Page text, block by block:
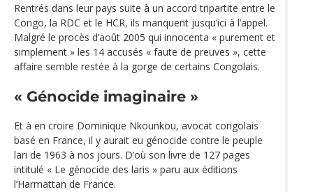
Rentrés dans leur pays suite à un accord tripartite entre le
Congo, la RDC et le HCR, ils manquent jusqu’ici à l’appel.
Malgré le procès d’août 2005 qui innocenta « purement et
simplement » les 14 accusés « faute de preuves », cette
affaire semble restée à la gorge de certains Congolais.
« Génocide imaginaire »
Et à en croire Dominique Nkounkou, avocat congolais
basé en France, il y aurait eu génocide contre le peuple
lari de 1963 à nos jours. D’où son livre de 127 pages
intitulé « Le génocide des laris » paru aux éditions
l’Harmattan de France.